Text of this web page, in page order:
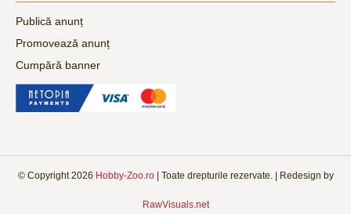
Publică anunț
Promovează anunț
Cumpără banner
© Copyright2026 Hobby-Zoo.ro| Toate drepturile rezervate. | Redesign by
RawVisuals.net